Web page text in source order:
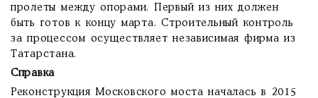
пролеты между опорами. Первый из них должен
быть готов к концу марта. Строительный контроль
за процессом осуществляет независимая фирма из
Татарстана.
Справка
Реконструкция Московского моста началась в 2015